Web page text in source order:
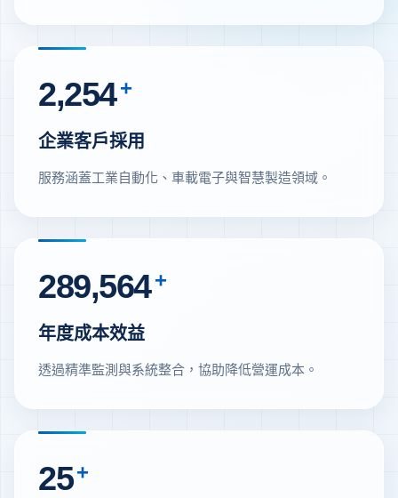
2,254 +
企業客戶採用
服務涵蓋工業自動化、車載電子與智慧製造領域。
289,564 +
年度成本效益
透過精準監測與系統整合，協助降低營運成本。
25+